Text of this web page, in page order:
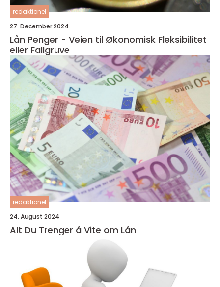
redaktionel
27. December 2024
Lån Penger - Veien til Økonomisk Fleksibilitet
eller Fallgruve
redaktionel
24. August 2024
Alt Du Trenger å Vite om Lån